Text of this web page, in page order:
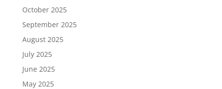
October 2025
September 2025
August 2025
July 2025
June 2025
May 2025